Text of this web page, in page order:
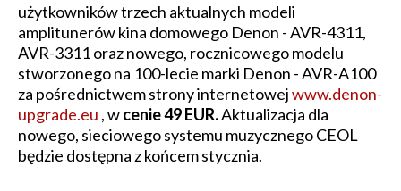
użytkowników trzech aktualnych modeli
amplitunerów kina domowego Denon - AVR-4311,
AVR-3311 oraz nowego, rocznicowego modelu
stworzonego na 100-lecie marki Denon - AVR-A100
za pośrednictwem strony internetowejwww.denon-
upgrade.eu , wcenie 49 EUR.Aktualizacja dla
nowego, sieciowego systemu muzycznego CEOL
będzie dostępna z końcem stycznia.